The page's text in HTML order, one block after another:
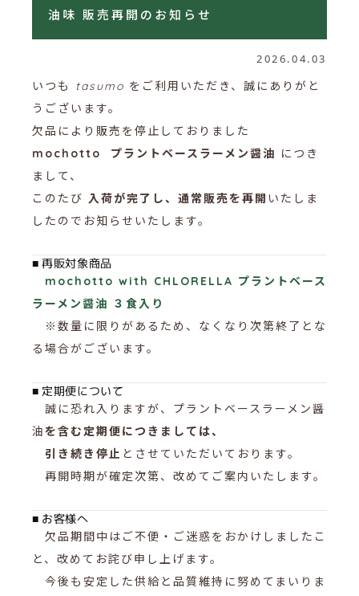
油味 販売再開のお知らせ
2026.04.03
いつも
tasumo をご利用いただき、誠にありがと
うございます。
欠品により販売を停止しておりました
mochotto プラントベースラーメン醤油 につき
まして、
このたび 入荷が完了し、通常販売を再開 いたしま
したのでお知らせいたします。
■ 再販対象商品
mochotto with CHLORELLA プラントベース
ラーメン醤油 ３食入り
※数量に限りがあるため、なくなり次第終了とな
る場合がございます。
■ 定期便について
誠に恐れ入りますが、プラントベースラーメン醤
油を含む定期便につきましては、
引き続き停止 とさせていただいております。
再開時期が確定次第、改めてご案内いたします。
■ お客様へ
欠品期間中はご不便・ご迷惑をおかけしましたこ
と、改めてお詫び申し上げます。
今後も安定した供給と品質維持に努めてまいりま